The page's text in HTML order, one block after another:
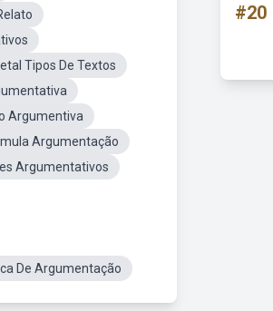
Tipos De Textos
Argumentiva
Argumentação
Argumentativos
De Argumentação
#20